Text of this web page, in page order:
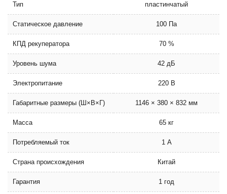
Тип пластинчатый
Статическое давление 100 Па
КПД рекуператора 70 %
Уровень шума 42 дБ
Электропитание 220 В
Габаритные размеры (Ш×В×Г) 1146 × 380 × 832 мм
Масса 65 кг
Потребляемый ток 1 А
Страна происхождения Китай
Гарантия 1 год